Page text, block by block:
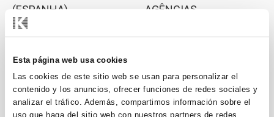
Esta página web usa cookies
Las cookies de este sitio web se usan para personalizar el
contenido y los anuncios, ofrecer funciones de redes sociales y
analizar el tráfico. Además, compartimos información sobre el
uso que haga del sitio web con nuestros partners de redes
(ESPANHA)
AGÊNCIAS
Koolair PT
Portugal
Koolair BENELUX